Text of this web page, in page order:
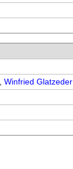
,Winfried Glatzeder